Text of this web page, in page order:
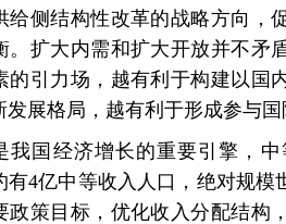
给侧结构性改革的战略方向，
。扩大内需和扩大开放并不矛
的引力场，越有利于构建以国
发展格局，越有利于形成参与国
我国经济增长的重要引擎，
有4亿中等收入人口，绝对规
政策目标，优化收入分配结构